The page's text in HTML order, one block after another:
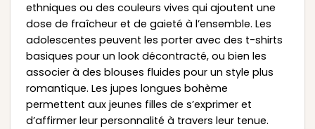
ethniques ou des couleurs vives qui ajoutent une
dose de fraîcheur et de gaieté à l’ensemble. Les
adolescentes peuvent les porter avec des t-shirts
basiques pour un look décontracté, ou bien les
associer à des blouses fluides pour un style plus
romantique. Les jupes longues bohème
permettent aux jeunes filles de s’exprimer et
d’affirmer leur personnalité à travers leur tenue.